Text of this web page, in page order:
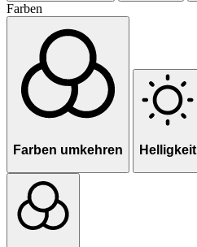
Farben
Farben umkehren Helligkeit